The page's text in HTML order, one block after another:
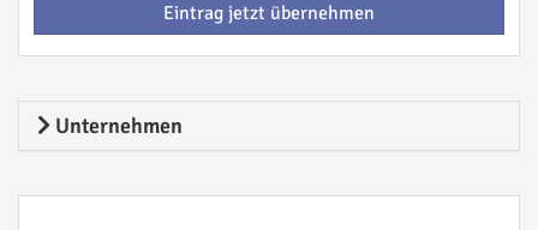
Eintrag jetzt übernehmen
Unternehmen